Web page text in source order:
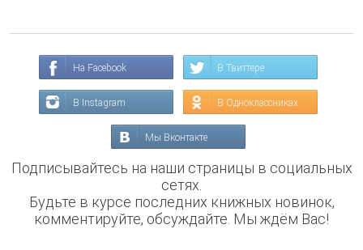
На Facebook В Твиттере
В Instagram В Одноклассниках
Мы Вконтакте
Подписывайтесь на наши страницы в социальных
сетях.
Будьте в курсе последних книжных новинок,
комментируйте, обсуждайте. Мы ждём Вас!